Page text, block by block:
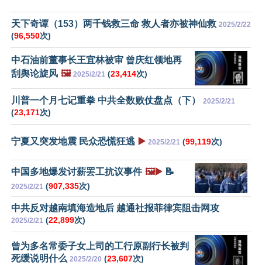
天下奇谭（153）两千钱救三命 救人者亦被神仙救 2025/2/22
(96,550次)
中石油前董事长王宜林被审 曾庆红领地再
刮舆论旋风 🖼️ 2025/2/21 (23,414次)
川普一个月七记重拳 中共全数败仗盘点（下） 2025/2/21
(23,171次)
宁夏又突发地震 民众恐慌狂逃 ▶️ 2025/2/21 (99,119次)
中国多地爆发讨薪罢工抗议事件 🖼️▶️ 📝
2025/2/21 (907,335次)
中共反对越南填海造地后 越通社报菲律宾阻击网攻
2025/2/21 (22,899次)
曾为多名常委子女上司的工行原副行长被判
死缓说明什么 2025/2/20 (23,607次)